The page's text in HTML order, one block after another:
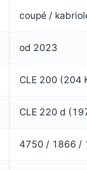
coupé /
od 2023
CLE 200 (204
CLE 220 d
4750 / 1866 /